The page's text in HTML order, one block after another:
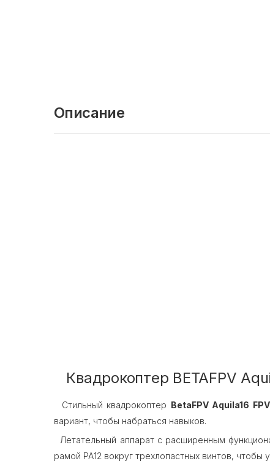
Описание
Квадрокоптер BETAFPV
Стильный квадрокоптер BetaFPV Aquila16
вариант, чтобы набраться навыков.
Летательный аппарат с расширенным
рамой PA12 вокруг трехлопастных винтов,